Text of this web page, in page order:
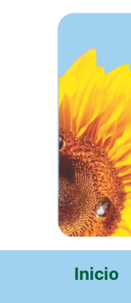
Inicio